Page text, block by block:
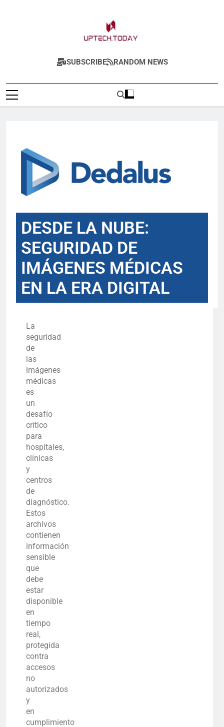
Uptech.today
SUBSCRIBE RANDOM NEWS
DESDE LA NUBE:
SEGURIDAD DE
IMÁGENES MÉDICAS
EN LA ERA DIGITAL
La
seguridad
de
las
imágenes
médicas
es
un
desafío
crítico
para
hospitales,
clínicas
y
centros
de
diagnóstico.
Estos
archivos
contienen
información
sensible
que
debe
estar
disponible
en
tiempo
real,
protegida
contra
accesos
no
autorizados
y
en
cumplimiento